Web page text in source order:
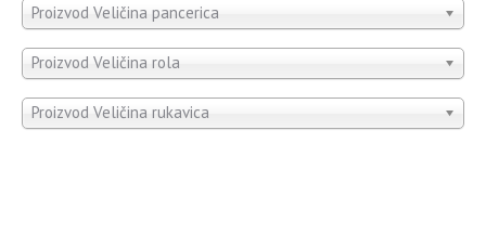
Proizvod Veličina pancerica
Proizvod Veličina rola
Proizvod Veličina rukavica